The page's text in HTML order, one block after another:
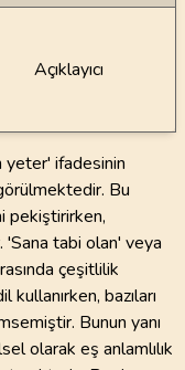
Açıklayıcı
yeter' ifadesinin
Bu
pekiştirirken,
'Sana tabi olan' veya
çeşitlilik
bazıları
Bunun yanı
olarak eş anlamlılık